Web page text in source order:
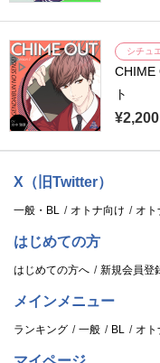
シチュ
CHIME
ト
¥2,200
X（旧Twitter）
一般・BL オトナ向け オ
はじめての方
はじめての方へ 新規会員登
メインメニュー
ランキング 一般 BL オト